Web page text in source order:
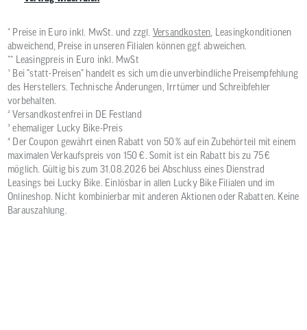
* Preise in Euro inkl. MwSt. und zzgl. Versandkosten, Leasingkonditionen
abweichend, Preise in unseren Filialen können ggf. abweichen.
** Leasingpreis in Euro inkl. MwSt
¹ Bei "statt-Preisen" handelt es sich um die unverbindliche Preisempfehlung
des Herstellers. Technische Änderungen, Irrtümer und Schreibfehler
vorbehalten.
² Versandkostenfrei in DE Festland
³ ehemaliger Lucky Bike-Preis
⁴ Der Coupon gewährt einen Rabatt von 50 % auf ein Zubehörteil mit einem
maximalen Verkaufspreis von 150 €. Somit ist ein Rabatt bis zu 75 €
möglich. Gültig bis zum 31.08.2026 bei Abschluss eines Dienstrad
Leasings bei Lucky Bike. Einlösbar in allen Lucky Bike Filialen und im
Onlineshop. Nicht kombinierbar mit anderen Aktionen oder Rabatten. Keine
Barauszahlung.